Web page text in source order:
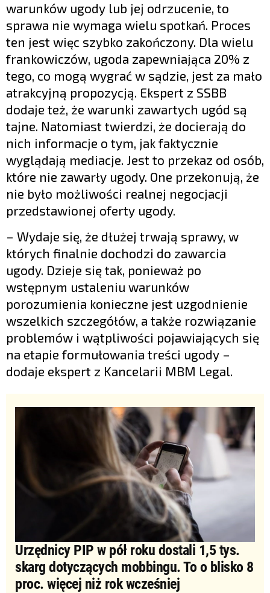
warunków ugody lub jej odrzucenie, to
sprawa nie wymaga wielu spotkań. Proces
ten jest więc szybko zakończony. Dla wielu
frankowiczów, ugoda zapewniająca 20% z
tego, co mogą wygrać w sądzie, jest za mało
atrakcyjną propozycją. Ekspert z SSBB
dodaje też, że warunki zawartych ugód są
tajne. Natomiast twierdzi, że docierają do
nich informacje o tym, jak faktycznie
wyglądają mediacje. Jest to przekaz od osób,
które nie zawarły ugody. One przekonują, że
nie było możliwości realnej negocjacji
przedstawionej oferty ugody.
– Wydaje się, że dłużej trwają sprawy, w
których finalnie dochodzi do zawarcia
ugody. Dzieje się tak, ponieważ po
wstępnym ustaleniu warunków
porozumienia konieczne jest uzgodnienie
wszelkich szczegółów, a także rozwiązanie
problemów i wątpliwości pojawiających się
na etapie formułowania treści ugody –
dodaje ekspert z Kancelarii MBM Legal.
Urzędnicy PIP w pół roku dostali 1,5 tys.
skarg dotyczących mobbingu. To o blisko 8
proc. więcej niż rok wcześniej